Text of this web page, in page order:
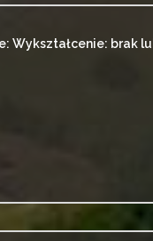
Wykształcenie: brak